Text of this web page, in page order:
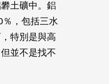
土礦中。鋁
，包括三水
特別是與高
並不是找不